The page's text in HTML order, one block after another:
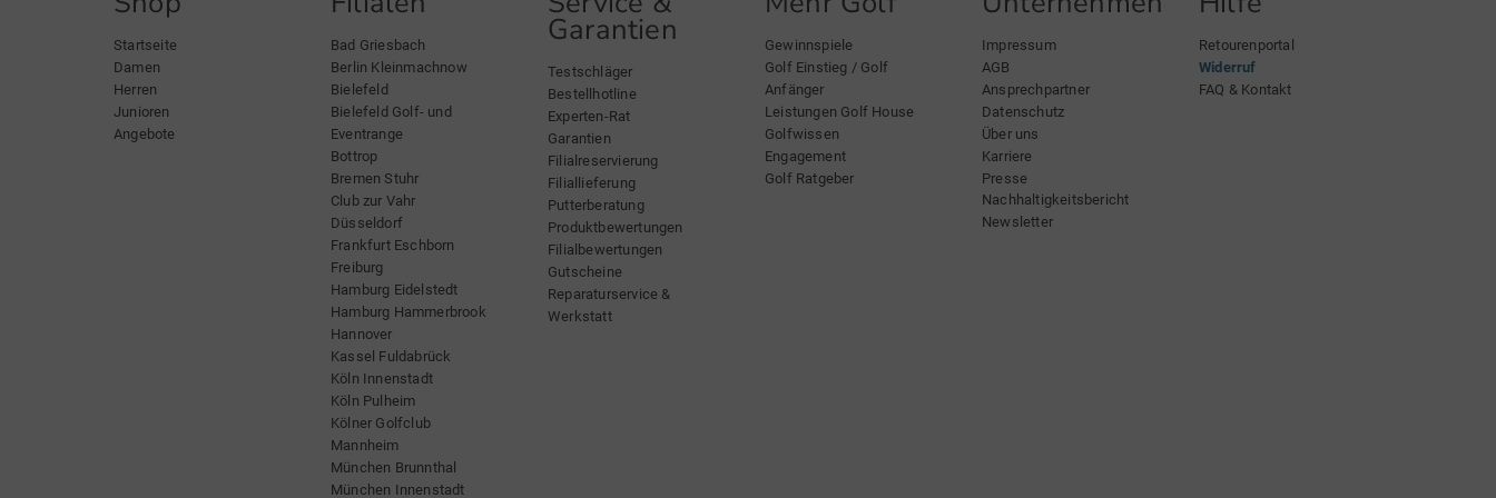
Startseite
Damen
Herren
Junioren
Angebote
Bad Griesbach
Berlin Kleinmachnow
Bielefeld
Bielefeld Golf- und
Eventrange
Bottrop
Bremen Stuhr
Club zur Vahr
Düsseldorf
Frankfurt Eschborn
Freiburg
Hamburg Eidelstedt
Hamburg Hammerbrook
Hannover
Kassel Fuldabrück
Köln Innenstadt
Köln Pulheim
Kölner Golfclub
Mannheim
München Brunnthal
München Innenstadt
Garantien
Testschläger
Bestellhotline
Experten-Rat
Garantien
Filialreservierung
Filiallieferung
Putterberatung
Produktbewertungen
Filialbewertungen
Gutscheine
Reparaturservice &
Werkstatt
Gewinnspiele
Golf Einstieg / Golf
Anfänger
Leistungen Golf House
Golfwissen
Engagement
Golf Ratgeber
Impressum
AGB
Ansprechpartner
Datenschutz
Über uns
Karriere
Presse
Nachhaltigkeitsbericht
Newsletter
Retourenportal
Widerruf
FAQ & Kontakt